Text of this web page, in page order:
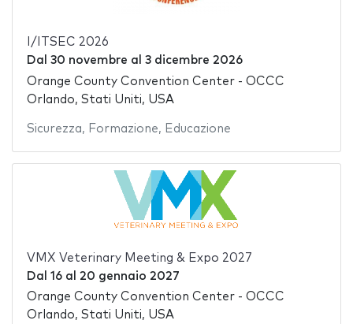
I/ITSEC 2026
Dal 30 novembre al 3 dicembre 2026
Orange County Convention Center - OCCC
Orlando, Stati Uniti, USA
Sicurezza, Formazione, Educazione
VMX Veterinary Meeting & Expo 2027
Dal 16al 20 gennaio 2027
Orange County Convention Center - OCCC
Orlando, Stati Uniti, USA